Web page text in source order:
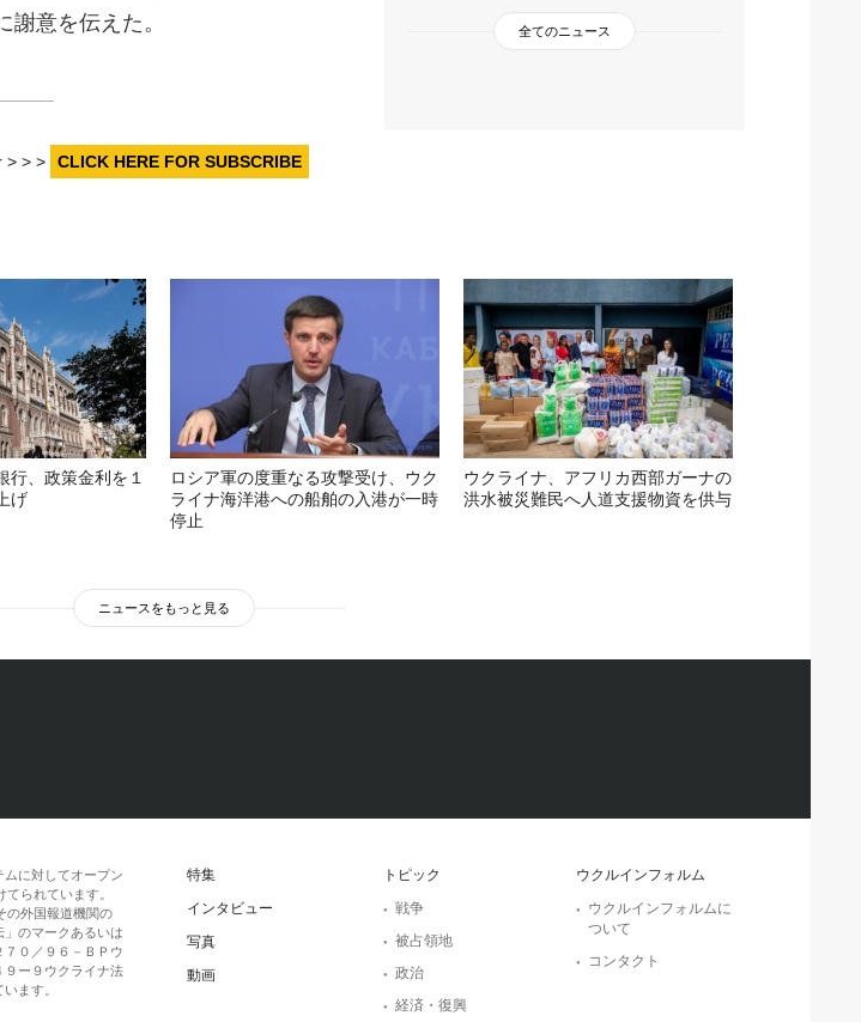
全てのニュース
意を伝えた。
> > > CLICK HERE FOR SUBSCRIBE
行、政策金利を１
げ
ロシア軍の度重なる攻撃受け、ウク
ライナ海洋港への船舶の入港が一時
停止
ウクライナ、アフリカ西部ガーナの
洪水被災難民へ人道支援物資を供与
ニュースをもっと見る
トピック
戦争
被占領地
政治
経済・復興
ウクルインフォルム
ウクルインフォルムに
ついて
コンタクト
特集
インタビュー
写真
動画
に対してオープン
られています。
の外国報道機関の
のマークあるいは
０／９６－ＢＰウ
９ー９ウクライナ法
ます。